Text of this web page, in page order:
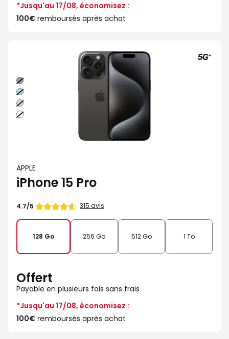
*Jusqu'au 17/08, économisez :
100€ remboursés après achat
Noir
Bleu
Naturel
Blanc
APPLE
iPhone 15 Pro
Note
4.7/5 315 avis
128 Go 256 Go 512 Go 1 To
Offert
Payable en plusieurs fois sans frais
*Jusqu'au 17/08, économisez :
100€ remboursés après achat